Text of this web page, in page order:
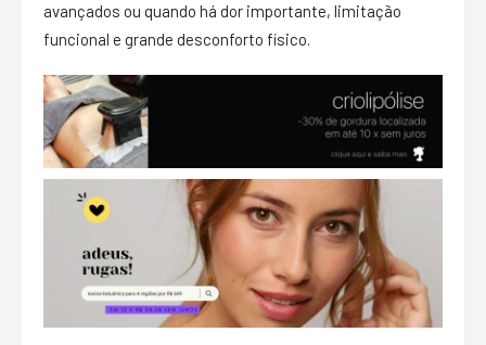
avançados ou quando há dor importante, limitação
funcional e grande desconforto físico.